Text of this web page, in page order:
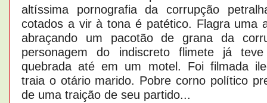
altíssima pornografia da corrupção
cotados a vir à tona é patético. Flagra uma
abraçando um pacotão de grana da
personagem do indiscreto flimete já
quebrada até em um motel. Foi filmada
traia o otário marido. Pobre corno político
de uma traição de seu partido...